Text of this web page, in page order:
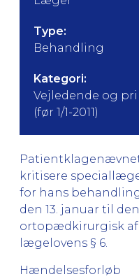
Type:
Behandling
Kategori:
Vejledende og
(før 1/1-2011)
kritisere
for hans
den 13. januar til
ortopædkirurgisk
lægelovens § 6.
Hændelsesforløb